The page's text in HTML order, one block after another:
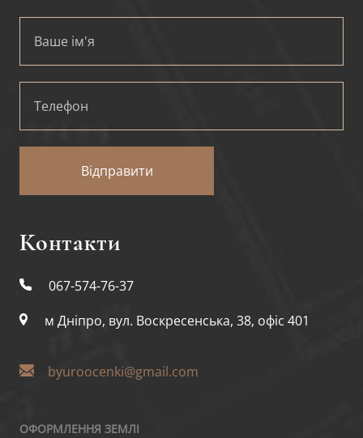
Відправити
Контакти
067-574-76-37
м Дніпро, вул. Воскресенська, 38, офіс 401
byuroocenki@gmail.com
ОФОРМЛЕННЯ ЗЕМЛІ